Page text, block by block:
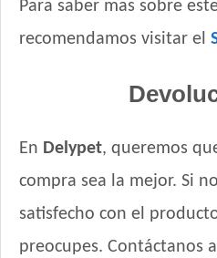
Para saber mas sobre
recomendamos visitar el
En Delypet, queremos
compra sea la mejor. Si
satisfecho con el
preocupes. Contáctanos